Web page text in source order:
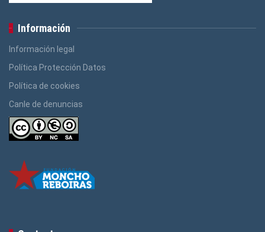
Información
Información legal
Política Protección Datos
Política de cookies
Canle de denuncias